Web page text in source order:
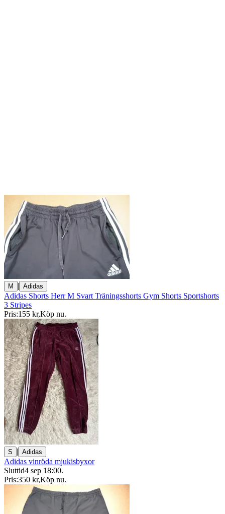
M | Adidas
Adidas Shorts Herr M Svart Träningsshorts Gym Shorts Sportshorts
3 Stripes
Pris:155 kr,Köp nu.
S | Adidas
Adidas vinröda mjukisbyxor
Sluttid4 sep 18:00.
Pris:350 kr,Köp nu.